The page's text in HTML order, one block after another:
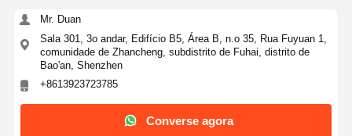
Proteção bucal
Expansor ortodôntico
Soluções para implantes dentários
Mr. Duan
Sala 301, 3o andar, Edifício B5, Área B, n.o 35, Rua Fuyuan 1,
comunidade de Zhancheng, subdistrito de Fuhai, distrito de
Bao'an, Shenzhen
+8613923723785
Converse agora